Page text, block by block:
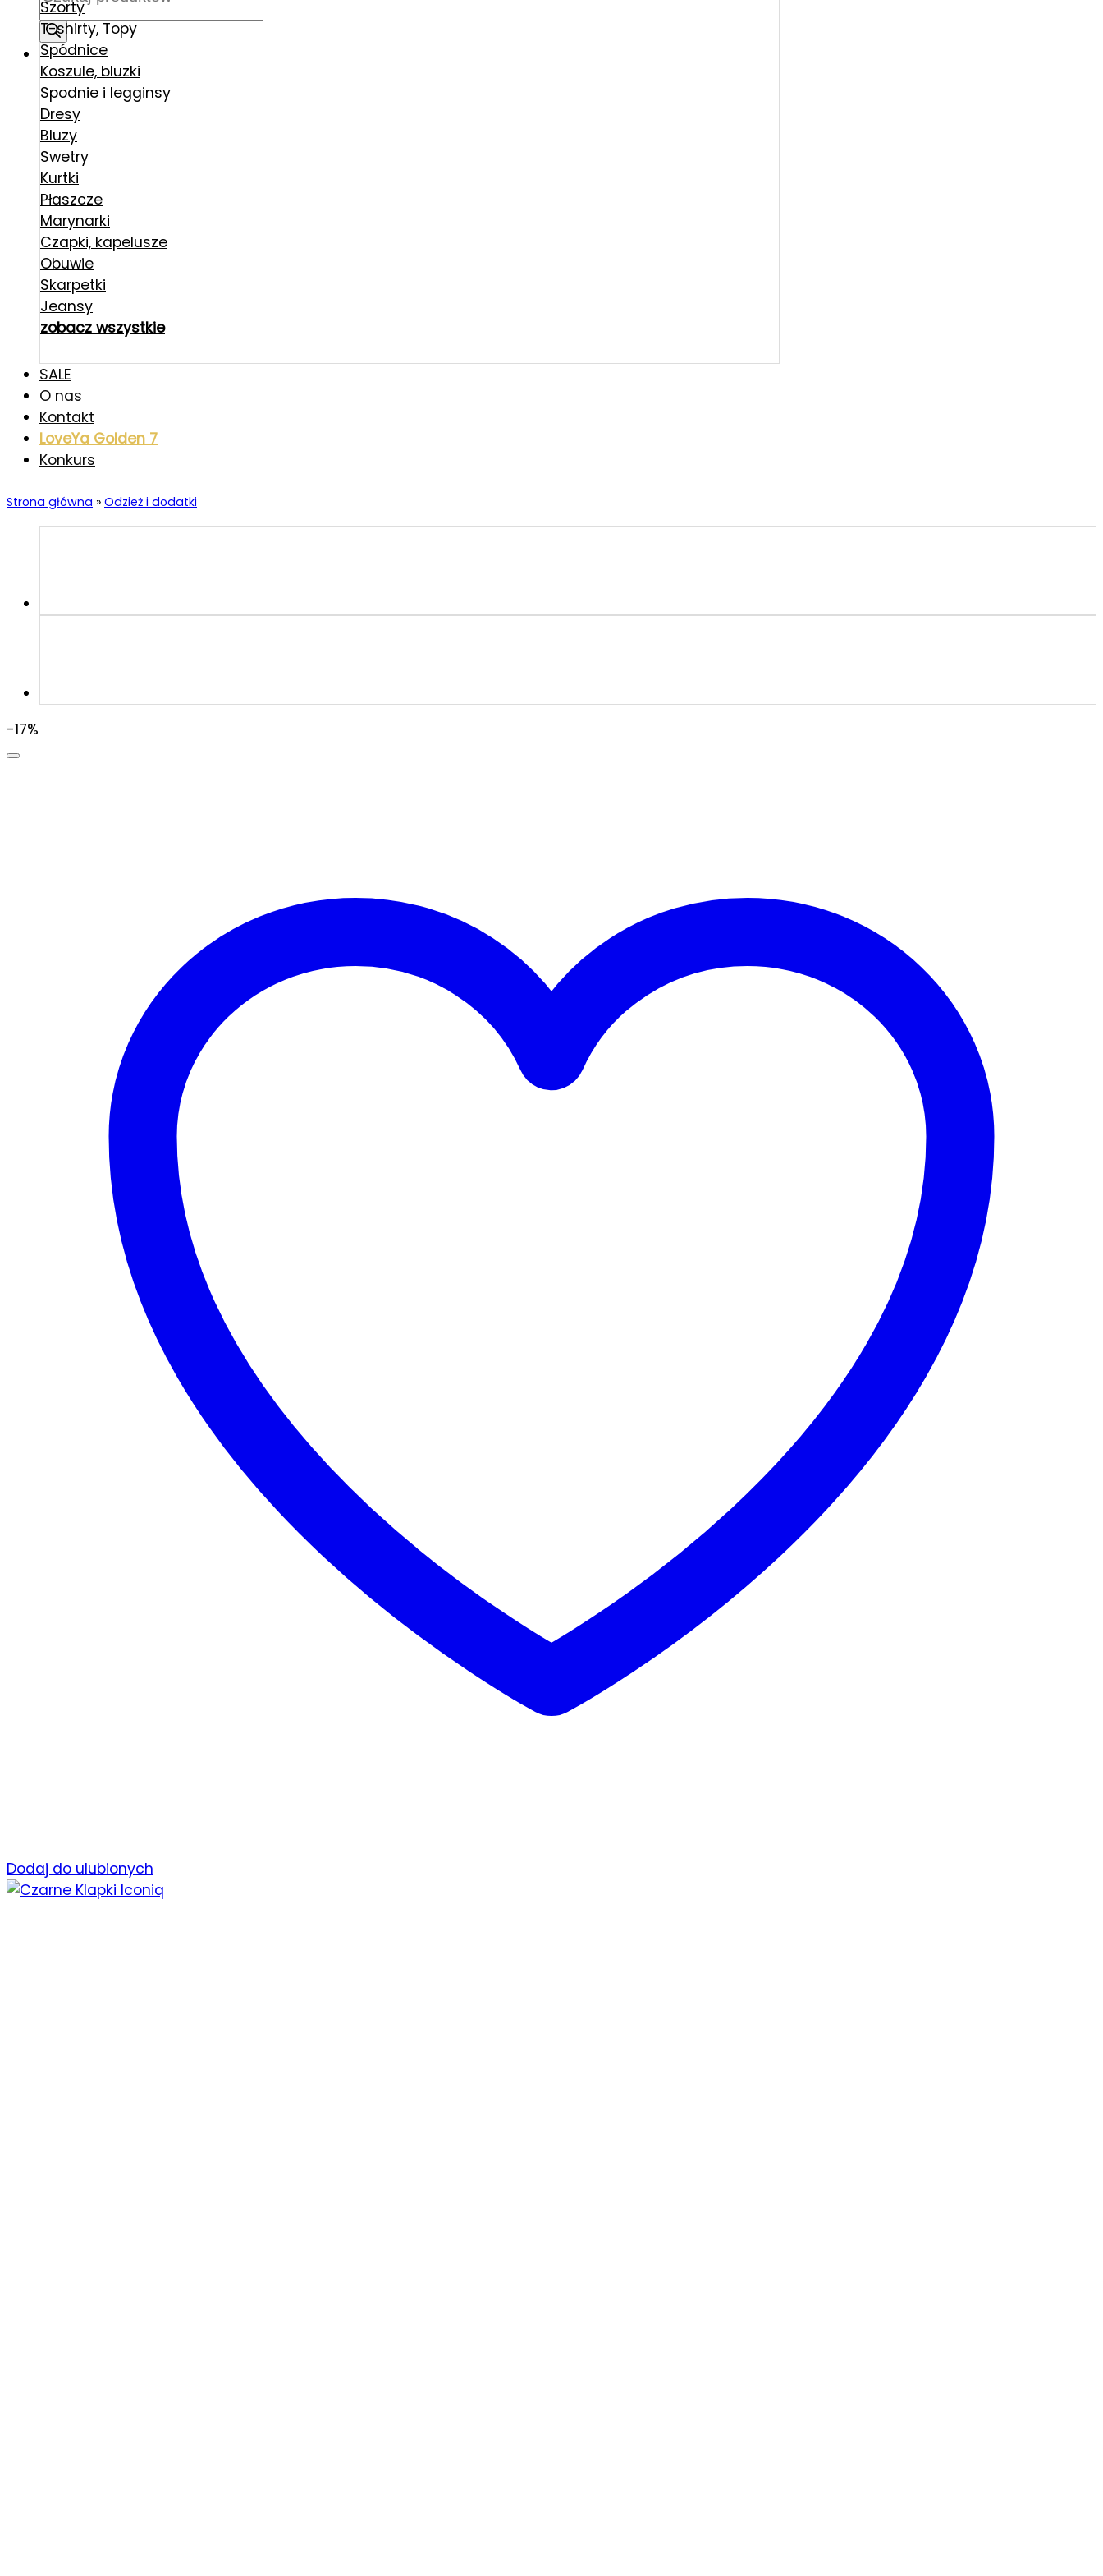
Szorty
T-shirty, Topy
Spódnice
Koszule, bluzki
Spodnie i legginsy
Dresy
Bluzy
Swetry
Kurtki
Płaszcze
Marynarki
Czapki, kapelusze
Obuwie
Skarpetki
Jeansy
zobacz wszystkie
SALE
O nas
Kontakt
LoveYa Golden 7
Konkurs
Strona główna » Odzież i dodatki
-17%
Dodaj do ulubionych